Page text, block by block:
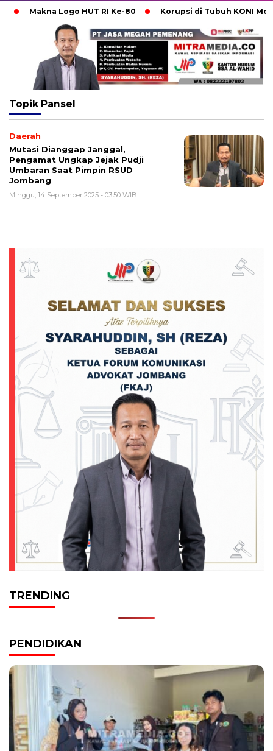
Makna Logo HUT RI Ke-80 Korupsi di Tubuh KONI
Topik Pansel
Daerah
Mutasi Dianggap Janggal,
Pengamat Ungkap Jejak Pudji
Umbaran Saat Pimpin RSUD
Jombang
Minggu, 14 September 2025 - 03:50 WIB
TRENDING
PENDIDIKAN